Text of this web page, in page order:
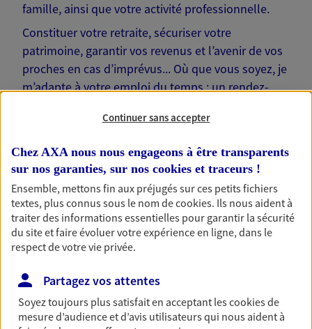
famille, ainsi que votre activité professionnelle.
Constituer votre retraite, sécuriser votre
patrimoine, garantir vos revenus et l’avenir de vos
proches en cas d’imprévus... Où que vous soyez, je
m’adapte à votre emploi du temps : un rendez-
travail… Je suis là pour échanger avec vous !
Nos offres phares
Épargne
Réalisez vos projets grâce à votre épargne : achat
immobilier, études des enfants ou voyage autour
du monde… Épargnez à votre rythme et
Continuer sans accepter
Chez AXA nous nous engageons à être transparents
sur nos garanties, sur nos cookies et traceurs !
Ensemble, mettons fin aux préjugés sur ces petits fichiers
textes, plus connus sous le nom decookies. Ils nous aident à
traiter des informations essentielles pour garantir la sécurité
du site et faire évoluer votre expérience en ligne, dans le
respect de votre vie privée.
Partagez vos attentes
Soyez toujours plus satisfait en acceptant lescookiesde
mesure d’audience et d’avis utilisateurs qui nous aident à